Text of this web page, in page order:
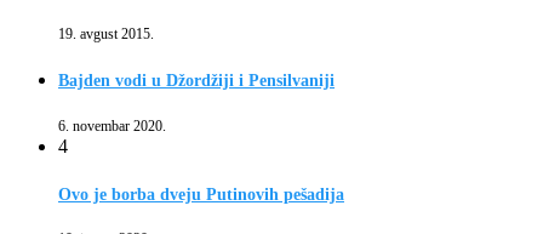
19. avgust 2015.
Bajden vodi u Džordžiji i Pensilvaniji
6. novembar 2020.
4
Ovo je borba dveju Putinovih pešadija